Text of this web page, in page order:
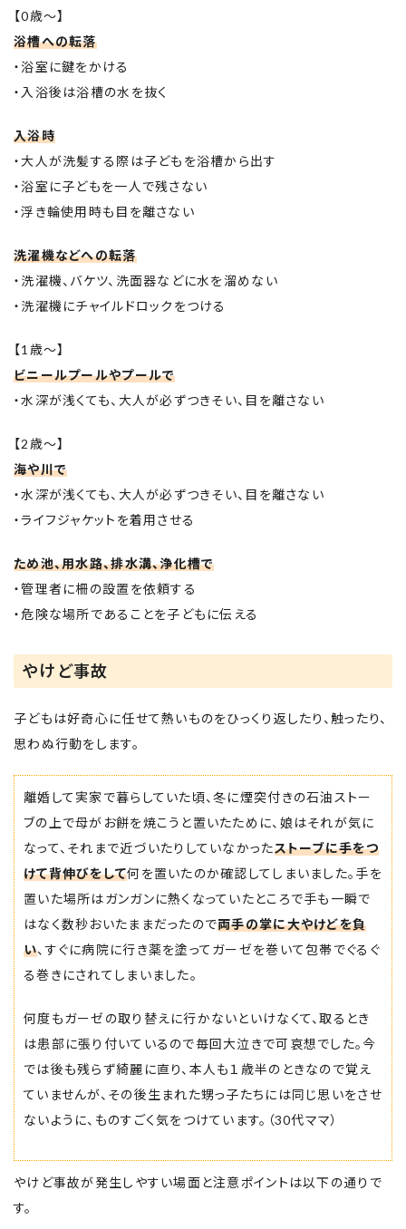
【0歳～】
浴槽への転落
・浴室に鍵をかける
・入浴後は浴槽の水を抜く
入浴時
・大人が洗髪する際は子どもを浴槽から出す
・浴室に子どもを一人で残さない
・浮き輪使用時も目を離さない
洗濯機などへの転落
・洗濯機、バケツ、洗面器などに水を溜めない
・洗濯機にチャイルドロックをつける
【1歳～】
ビニールプールやプールで
・水深が浅くても、大人が必ずつきそい、目を離さない
【2歳～】
海や川で
・水深が浅くても、大人が必ずつきそい、目を離さない
・ライフジャケットを着用させる
ため池、用水路、排水溝、浄化槽で
・管理者に柵の設置を依頼する
・危険な場所であることを子どもに伝える
やけど事故
子どもは好奇心に任せて熱いものをひっくり返したり、触ったり、
思わぬ行動をします。
離婚して実家で暮らしていた頃、冬に煙突付きの石油ストー
ブの上で母がお餅を焼こうと置いたために、娘はそれが気に
なって、それまで近づいたりしていなかったストーブに手をつ
けて背伸びをして何を置いたのか確認してしまいました。手を
置いた場所はガンガンに熱くなっていたところで手も一瞬で
はなく数秒おいたままだったので両手の掌に大やけどを負
い、すぐに病院に行き薬を塗ってガーゼを巻いて包帯でぐるぐ
る巻きにされてしまいました。
何度もガーゼの取り替えに行かないといけなくて、取るとき
は患部に張り付いているので毎回大泣きで可哀想でした。今
では後も残らず綺麗に直り、本人も１歳半のときなので覚え
ていませんが、その後生まれた甥っ子たちには同じ思いをさせ
ないように、ものすごく気をつけています。（30代ママ）
やけど事故が発生しやすい場面と注意ポイントは以下の通りで
す。